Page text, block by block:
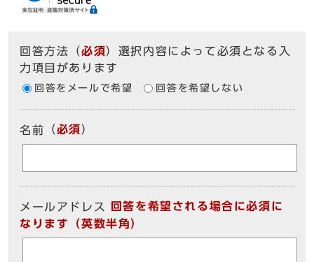
回答方法 （必須）選択内容によって必須となる入
力項目があります
回答をメールで希望 回答を希望しない
名前 （必須）
メールアドレス
回答を希望される場合に必須に
なります（英数半角）